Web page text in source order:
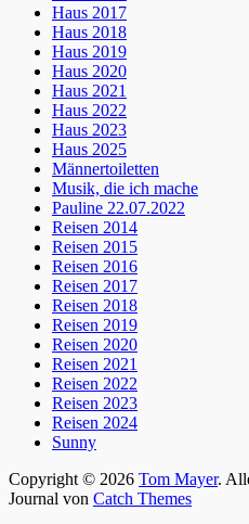
Haus 2017
Haus 2018
Haus 2019
Haus 2020
Haus 2021
Haus 2022
Haus 2023
Haus 2025
Männertoiletten
Musik, die ich mache
Pauline 22.07.2022
Reisen 2014
Reisen 2015
Reisen 2016
Reisen 2017
Reisen 2018
Reisen 2019
Reisen 2020
Reisen 2021
Reisen 2022
Reisen 2023
Reisen 2024
Sunny
Copyright © 2026 Tom Mayer.
Journal von Catch Themes